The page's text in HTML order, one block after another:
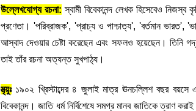
উল্লেখযোগ্য রচনা: স্বামী বিবেকানন্দ লেখক হিসেবেও
প্রণেতা। 'পরিব্রাজক', 'প্রাচ্য ও পাশ্চাত্য', 'বর্তমান ভারত',
আস্বাদ দেওয়ার চেষ্টা করেছেন এবং সফলও হয়েছেন। তিনি গদ্য
তাই তাঁর রচনা অত্যন্ত সুখপাঠ্য।
মৃত্য়ুঃ ১৯০২ খ্রিস্টাব্দের ৪ জুলাই মাত্র ঊনচল্লিশ বছর
বিবেকানন্দ। জাতি ধর্ম নির্বিশেষে সমগ্র মানব জাতিকে ত্রাণ